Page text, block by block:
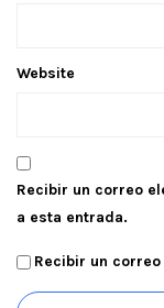
Website
Recibir un correo
a esta entrada.
Recibir un